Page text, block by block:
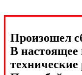
Произошел
В настоящее
технические